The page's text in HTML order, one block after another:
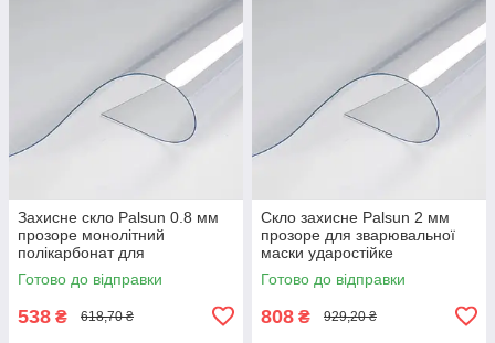
Захисне скло Palsun 0.8 мм
прозоре монолітний
полікарбонат для
будівництва та захисту
Готово до відправки
538 ₴ 618,70 ₴
Скло захисне Palsun 2 мм
прозоре для зварювальної
маски ударостійке
монолітний полікарбонат
Готово до відправки
808 ₴ 929,20 ₴